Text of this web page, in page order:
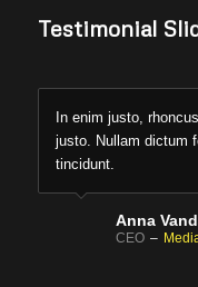
Testimonial
In enim justo,
justo. Nullam dictum
tincidunt.
Anna
CEO –